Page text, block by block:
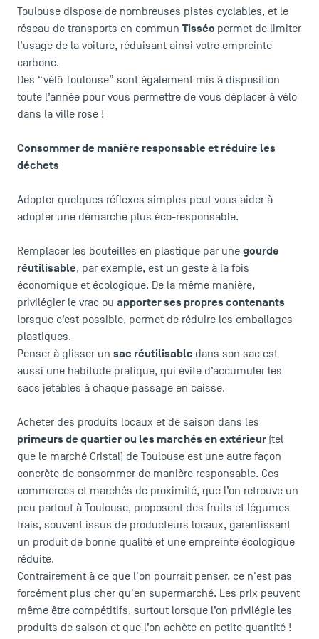
LES INDISPENSABLES
Le corps professoral
Campus tour
Accréditations
Toulouse dispose de nombreuses pistes cyclables, et le
réseau de transports en commun Tisséo permet de limiter
l’usage de la voiture, réduisant ainsi votre empreinte
carbone.
Des “vélô Toulouse” sont également mis à disposition
toute l’année pour vous permettre de vous déplacer à vélo
dans la ville rose !
Consommer de manière responsable et réduire les
déchets
Adopter quelques réflexes simples peut vous aider à
adopter une démarche plus éco-responsable.
Remplacer les bouteilles en plastique par une gourde
réutilisable, par exemple, est un geste à la fois
économique et écologique. De la même manière,
privilégier le vrac ou apporter ses propres contenants
lorsque c’est possible, permet de réduire les emballages
plastiques.
Penser à glisser un sac réutilisable dans son sac est
aussi une habitude pratique, qui évite d’accumuler les
sacs jetables à chaque passage en caisse.
Acheter des produits locaux et de saison dans les
primeurs de quartier ou les marchés en extérieur (tel
que le marché Cristal) de Toulouse est une autre façon
concrète de consommer de manière responsable. Ces
commerces et marchés de proximité, que l’on retrouve un
peu partout à Toulouse, proposent des fruits et légumes
frais, souvent issus de producteurs locaux, garantissant
un produit de bonne qualité et une empreinte écologique
réduite.
Contrairement à ce que l'on pourrait penser, ce n'est pas
forcément plus cher qu'en supermarché. Les prix peuvent
même être compétitifs, surtout lorsque l’on privilégie les
produits de saison et que l’on achète en petite quantité !